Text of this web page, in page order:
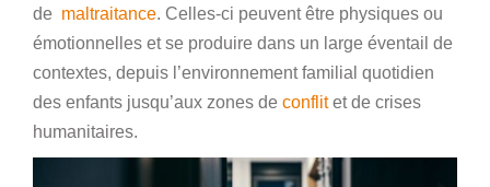
de maltraitance. Celles-ci peuvent être physiques ou
émotionnelles et se produire dans un large éventail de
contextes, depuis l’environnement familial quotidien
des enfants jusqu’aux zones de conflitet de crises
humanitaires.